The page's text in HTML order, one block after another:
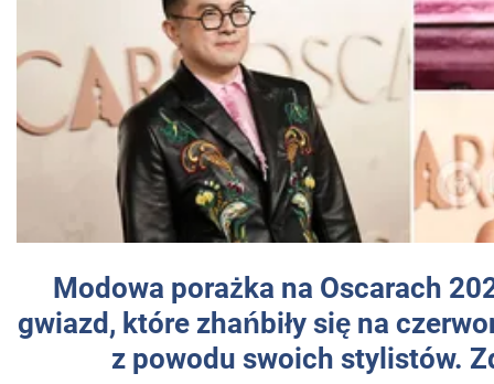
Modowa porażka na Oscarach
gwiazd, które zhańbiły się na
z powodu swoich stylistów.